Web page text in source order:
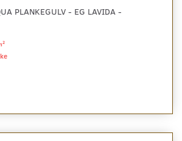
PLANKEGULV - EG LAVIDA -
2